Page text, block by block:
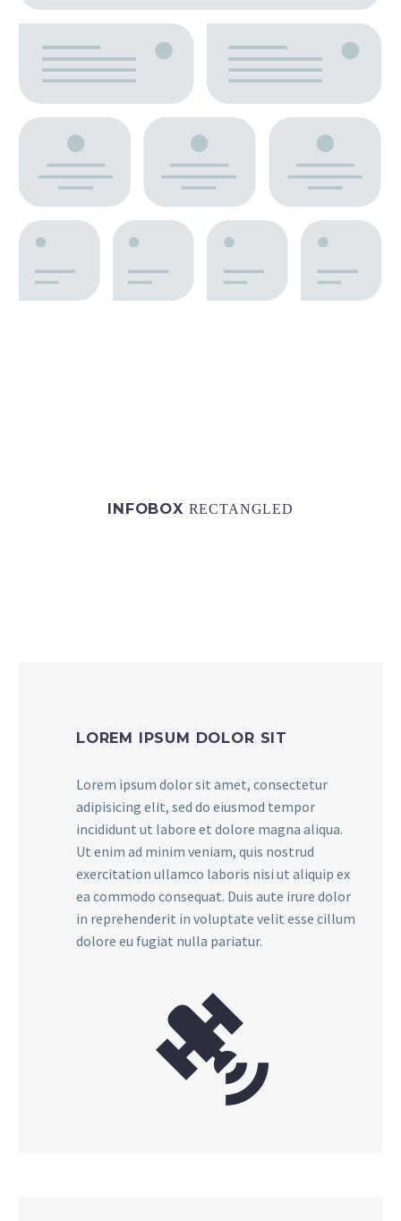
INFOBOX RECTANGLED
LOREM IPSUM DOLOR SIT
Lorem ipsum dolor sit amet, consectetur
adipisicing elit, sed do eiusmod tempor
incididunt ut labore et dolore magna aliqua.
Ut enim ad minim veniam, quis nostrud
exercitation ullamco laboris nisi ut aliquip ex
ea commodo consequat. Duis aute irure dolor
in reprehenderit in voluptate velit esse cillum
dolore eu fugiat nulla pariatur.

